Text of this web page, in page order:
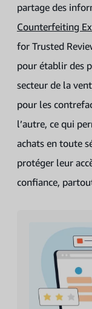
partage des
Counterfeiting
for Trusted
pour établir des
secteur de la
pour les
l’autre, ce qui
achats en toute
protéger leur
confiance,